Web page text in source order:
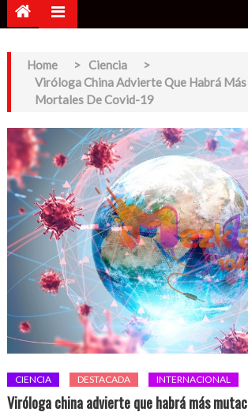
Home > Ciencia
>
Viróloga China Advierte Que Habrá
Mortales De Covid-19
CIENCIA DESTACADA INTERNACIONAL
Viróloga china advierte que habrá más